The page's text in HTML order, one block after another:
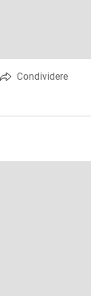
Condividere